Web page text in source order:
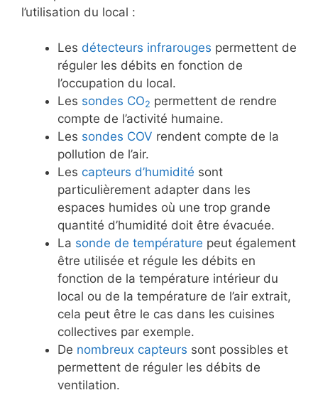
l’utilisation du local :
Les détecteurs infrarouges permettent de
réguler les débits en fonction de
l’occupation du local.
Les sondes CO2 permettent de rendre
compte de l’activité humaine.
Les sondes COV rendent compte de la
pollution de l’air.
Les capteurs d’humidité sont
particulièrement adapter dans les
espaces humides où une trop grande
quantité d’humidité doit être évacuée.
La sonde de température peut également
être utilisée et régule les débits en
fonction de la température intérieur du
local ou de la température de l’air extrait,
cela peut être le cas dans les cuisines
collectives par exemple.
De nombreux capteurs sont possibles et
permettent de réguler les débits de
ventilation.